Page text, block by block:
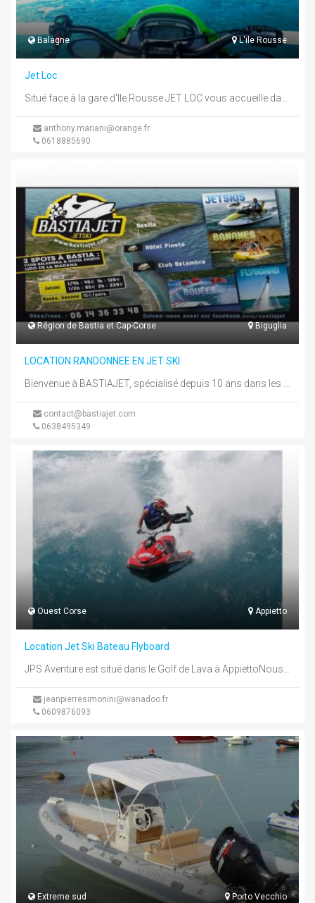
Balagne L'ile Rousse
Jet Loc
Situé face à la gare d'Ile Rousse JET LOC vous accueille dans un cadre unique vous proposant de nombreuses activités ...
anthony.mariani@orange.fr
0618885690
Région de Bastia et Cap-Corse Biguglia
LOCATION RANDONNEE EN JET SKI
Bienvenue à BASTIAJET, spécialisé depuis 10 ans dans les sports nautiques a BASTIA HAUTE CORSE. Nous sommes spécialisés dans la ...
contact@bastiajet.com
0638495349
Ouest Corse Appietto
Location Jet Ski Bateau Flyboard
JPS Aventure est situé dans le Golf de Lava à AppiettoNous sommes dotés de 12 jet ski et de 5 ...
jeanpierresimonini@wanadoo.fr
0609876093
Extreme sud Porto Vecchio